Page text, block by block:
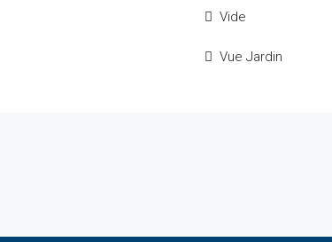
Vide
Vue Jardin